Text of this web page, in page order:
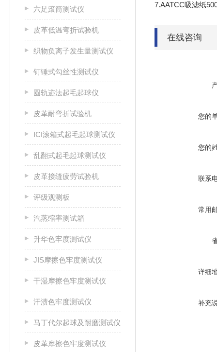
六足滚筒测试仪
皮革低温弯折试验机
织物负离子发生量测试仪
钉锤式勾丝性测试仪
圆轨迹法起毛起球仪
皮革耐弯折试验机
ICI滚箱式起毛起球测试仪
乱翻式起毛起球测试仪
皮革接缝疲劳试验机
评级观测板
汽蒸缩率测试箱
升华色牢度测试仪
JIS摩擦色牢度测试仪
干湿摩擦色牢度测试仪
汗渍色牢度测试仪
马丁代尔起球及耐磨测试仪
皮革摩擦色牢度测试仪
7.AATCC吸滤纸
在线咨询
您的
您的
联系
常用
详细
补充